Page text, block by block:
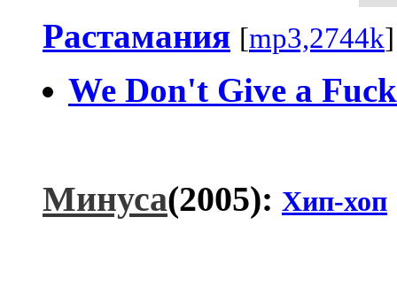
Растамания [mp3,2744k
We Don't Give a Fuck
Минуса(2005): Хип-хоп